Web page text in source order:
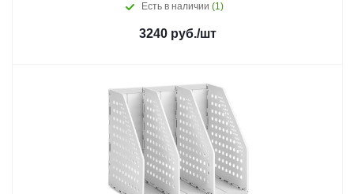
Есть в наличии (1)
3240 руб./шт